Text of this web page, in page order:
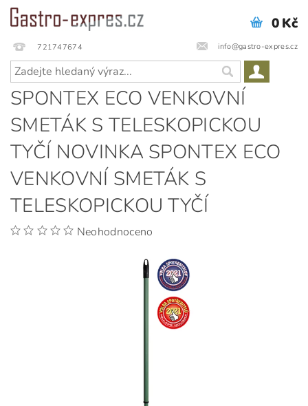
721747674 info@gastro-expres.cz
0 Kč
SPONTEX ECO VENKOVNÍ
SMETÁK S TELESKOPICKOU
TYČÍ NOVINKA SPONTEX ECO
VENKOVNÍ SMETÁK S
TELESKOPICKOU TYČÍ
Neohodnoceno